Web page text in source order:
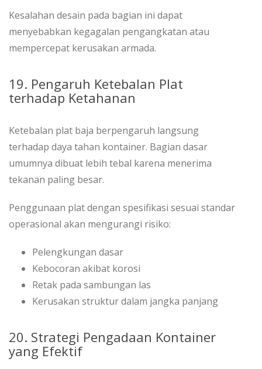
Kesalahan desain pada bagian ini dapat
menyebabkan kegagalan pengangkatan atau
mempercepat kerusakan armada.
19. Pengaruh Ketebalan Plat
terhadap Ketahanan
Ketebalan plat baja berpengaruh langsung
terhadap daya tahan kontainer. Bagian dasar
umumnya dibuat lebih tebal karena menerima
tekanan paling besar.
Penggunaan plat dengan spesifikasi sesuai standar
operasional akan mengurangi risiko:
Pelengkungan dasar
Kebocoran akibat korosi
Retak pada sambungan las
Kerusakan struktur dalam jangka panjang
20. Strategi Pengadaan Kontainer
yang Efektif